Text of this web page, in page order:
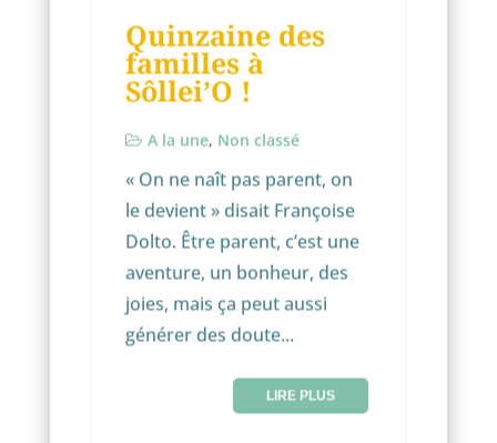
Quinzaine des
familles à
Sôllei’O !
A la une, Non classé
« On ne naît pas parent, on
le devient » disait Françoise
Dolto. Être parent, c’est une
aventure, un bonheur, des
joies, mais ça peut aussi
générer des doute...
LIRE PLUS